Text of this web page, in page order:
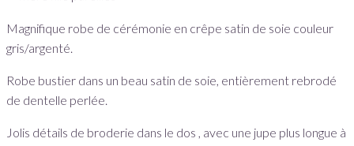
Magnifique robe de cérémonie en crêpe satin de soie couleur
gris/argenté.
Robe bustier dans un beau satin de soie, entièrement rebrodé
de dentelle perlée.
Jolis détails de broderie dans le dos , avec une jupe plus longue à